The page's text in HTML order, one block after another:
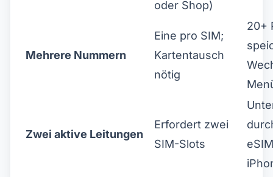
oder Shop)
Mehrere Nummern
Eine pro SIM;
Kartentausch
nötig
20+
Zwei aktive Leitungen
Erfordert zwei
SIM-Slots